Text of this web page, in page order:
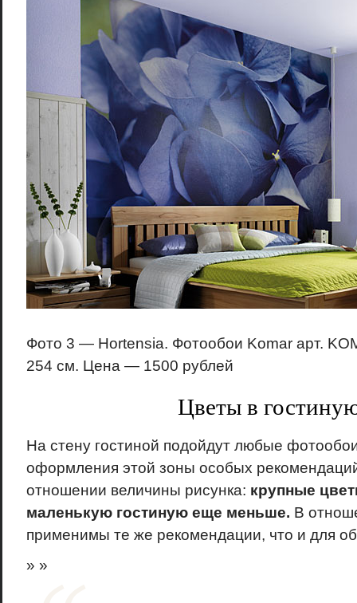
Фото 3 — Hortensia. Фотообои Komar арт.
254 см. Цена — 1500 рублей
Цветы в
На стену гостиной подойдут любые
оформления этой зоны особых
отношении величины рисунка: крупные
маленькую гостиную еще меньше. В
применимы те же рекомендации, что и для
» »